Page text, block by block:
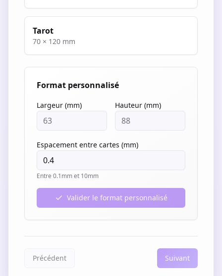
Tarot
70 × 120 mm
Format personnalisé
Largeur (mm) Hauteur (mm)
Espacement entre cartes (mm)
Entre 0.1mm et 10mm
Valider le format personnalisé
Précédent Suivant